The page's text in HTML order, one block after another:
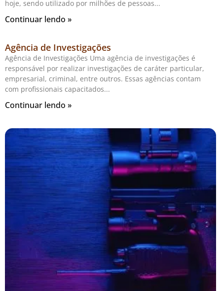
hoje, sendo utilizado por milhões de pessoas
Continuar lendo »
Agência de Investigações
Agência de Investigações Uma agência de investigações é
responsável por realizar investigações de caráter particular,
empresarial, criminal, entre outros. Essas agências contam
com profissionais capacitados
Continuar lendo »